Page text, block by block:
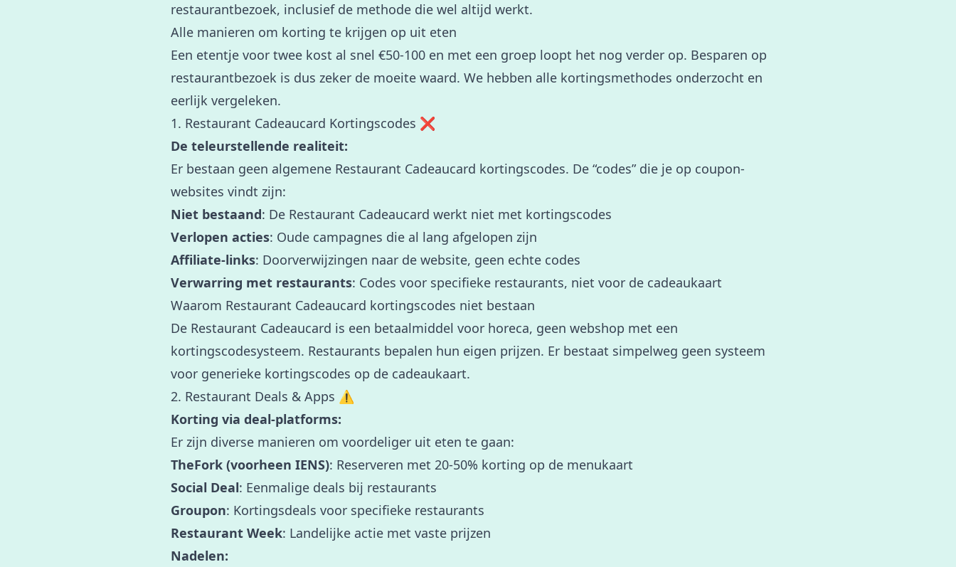
restaurantbezoek, inclusief de methode die wel altijd werkt.
Alle manieren om korting te krijgen op uit eten
Een etentje voor twee kost al snel €50-100 en met een groep loopt het nog verder op. Besparen op
restaurantbezoek is dus zeker de moeite waard. We hebben alle kortingsmethodes onderzocht en
eerlijk vergeleken.
1. Restaurant Cadeaucard Kortingscodes ❌
De teleurstellende realiteit:
Er bestaan geen algemene Restaurant Cadeaucard kortingscodes. De “codes” die je op coupon-
websites vindt zijn:
Niet bestaand: De Restaurant Cadeaucard werkt niet met kortingscodes
Verlopen acties: Oude campagnes die al lang afgelopen zijn
Affiliate-links: Doorverwijzingen naar de website, geen echte codes
Verwarring met restaurants: Codes voor specifieke restaurants, niet voor de cadeaukaart
Waarom Restaurant Cadeaucard kortingscodes niet bestaan
De Restaurant Cadeaucard is een betaalmiddel voor horeca, geen webshop met een
kortingscodesysteem. Restaurants bepalen hun eigen prijzen. Er bestaat simpelweg geen systeem
voor generieke kortingscodes op de cadeaukaart.
2. Restaurant Deals & Apps ⚠️
Korting via deal-platforms:
Er zijn diverse manieren om voordeliger uit eten te gaan:
TheFork (voorheen IENS): Reserveren met 20-50% korting op de menukaart
Social Deal: Eenmalige deals bij restaurants
Groupon: Kortingsdeals voor specifieke restaurants
Restaurant Week: Landelijke actie met vaste prijzen
Nadelen: